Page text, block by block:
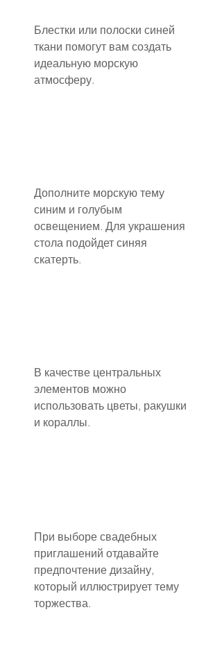
Блестки или полоски синей
ткани помогут вам создать
идеальную морскую
атмосферу.
Дополните морскую тему
синим и голубым
освещением. Для украшения
стола подойдет синяя
скатерть.
В качестве центральных
элементов можно
использовать цветы, ракушки
и кораллы.
При выборе свадебных
приглашений отдавайте
предпочтение дизайну,
который иллюстрирует тему
торжества.